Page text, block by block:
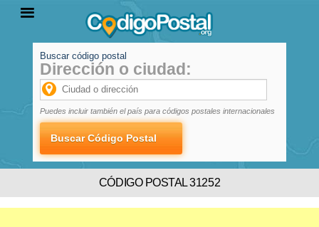
PROVINCIAS
LOCALIDADES
Buscar código postal
Dirección o ciudad:
Puedes incluir también el país para códigos postales internacionales
CÓDIGO POSTAL 31252